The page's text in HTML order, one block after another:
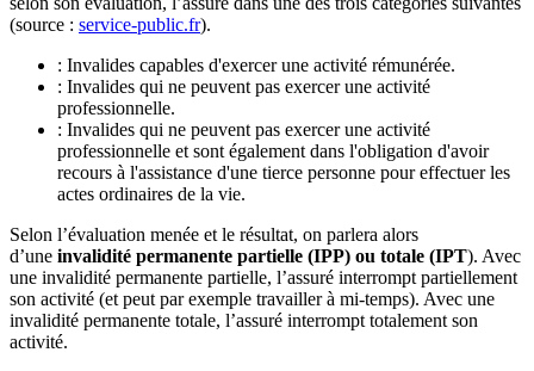
(source : service-public.fr).
: Invalides capables d'exercer une activité rémunérée.
: Invalides qui ne peuvent pas exercer une activité
professionnelle.
: Invalides qui ne peuvent pas exercer une activité
professionnelle et sont également dans l'obligation d'avoir
recours à l'assistance d'une tierce personne pour effectuer les
actes ordinaires de la vie.
Selon l’évaluation menée et le résultat, on parlera alors
d’une invalidité permanente partielle (IPP) ou totale (IPT). Avec
une invalidité permanente partielle, l’assuré interrompt partiellement
son activité (et peut par exemple travailler à mi-temps). Avec une
invalidité permanente totale, l’assuré interrompt totalement son
activité.